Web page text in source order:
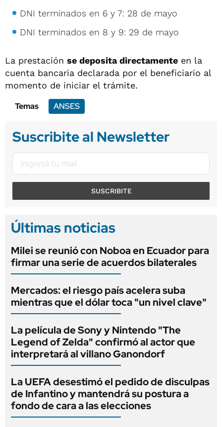
DNI terminados en 6 y 7: 28 de mayo
DNI terminados en 8 y 9: 29 de mayo
La prestación se deposita directamente en la
cuenta bancaria declarada por el beneficiario al
momento de iniciar el trámite.
Temas
ANSES
Suscribite al Newsletter
SUSCRIBITE
Últimas noticias
Milei se reunió con Noboa en Ecuador para
firmar una serie de acuerdos bilaterales
Mercados: el riesgo país acelera suba
mientras que el dólar toca "un nivel clave"
La película de Sony y Nintendo "The
Legend of Zelda" confirmó al actor que
interpretará al villano Ganondorf
La UEFA desestimó el pedido de disculpas
de Infantino y mantendrá su postura a
fondo de cara a las elecciones